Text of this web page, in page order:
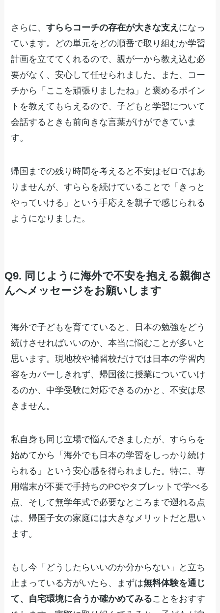
さらに、すららコーチの存在が大きな支え になっ
ています。どの単元をどの順番で取り組むか学習
計画を立ててくれるので、親が一から教え込む必
要がなく、安心して任せられました。また、コー
チから「ここを頑張りましたね」と褒めるポイン
トを教えてもらえるので、子どもと学習について
会話するときも前向きな言葉がけができていま
す。
帰国までの残り時間を考えると不安はゼロではあ
りませんが、すららを続けていることで「きっと
やっていける」という手応えを親子で感じられる
ようになりました。
Q9. 同じように海外で不安を抱える親御さ
んへメッセージをお願いします
海外で子どもを育てていると、日本の勉強をどう
続けさせればいいのか、本当に悩むことが多いと
思います。現地校や補習校だけでは日本の学習内
容をカバーしきれず、帰国後に授業についていけ
るのか、中学受験に対応できるのかと、不安は尽
きません。
私自身も同じ立場で悩んできましたが、すららを
始めてから「海外でも日本の学習をしっかり続け
られる」という安心感を得られました。特に、専
用端末が不要で手持ちのPCやタブレットで学べる
点、そして無学年式で必要なところまで遡れる点
は、帰国子女の家庭には大きなメリットだと思い
ます。
もし今「どうしたらいいのか分からない」と立ち
止まっている方がいたら、まずは無料体験を通じ
て、自宅環境に合うか確かめてみることをおすす